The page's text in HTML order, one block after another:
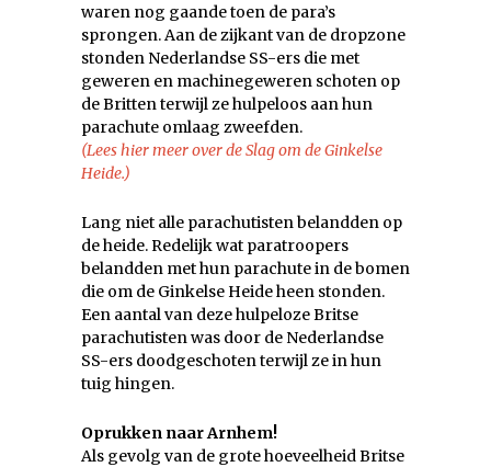
waren nog gaande toen de para’s
sprongen. Aan de zijkant van de dropzone
stonden Nederlandse SS-ers die met
geweren en machinegeweren schoten op
de Britten terwijl ze hulpeloos aan hun
parachute omlaag zweefden.
(Lees hier meer over de Slag om de Ginkelse
Heide.)
Lang niet alle parachutisten belandden op
de heide. Redelijk wat paratroopers
belandden met hun parachute in de bomen
die om de Ginkelse Heide heen stonden.
Een aantal van deze hulpeloze Britse
parachutisten was door de Nederlandse
SS-ers doodgeschoten terwijl ze in hun
tuig hingen.
Oprukken naar Arnhem!
Als gevolg van de grote hoeveelheid Britse